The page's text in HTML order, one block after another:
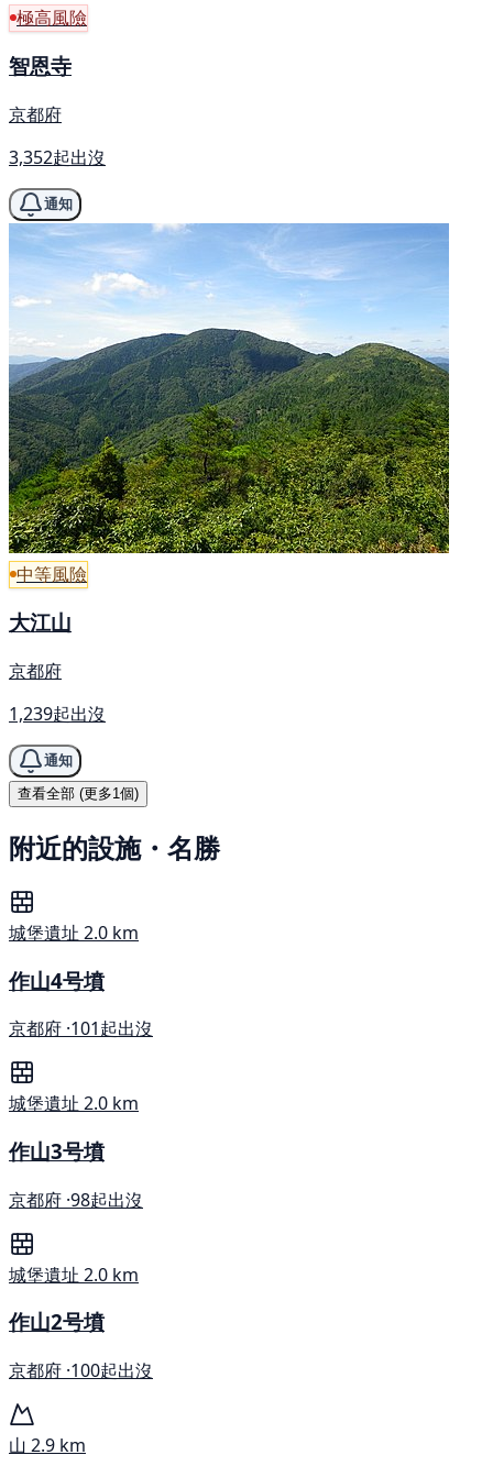
極高風險
智恩寺
京都府
3,352起出沒
通知
中等風險
大江山
京都府
1,239起出沒
通知
查看全部 (更多1個)
附近的設施・名勝
城堡遺址 2.0 km
作山4号墳
京都府 ·101起出沒
城堡遺址 2.0 km
作山3号墳
京都府 ·98起出沒
城堡遺址 2.0 km
作山2号墳
京都府 ·100起出沒
山 2.9 km